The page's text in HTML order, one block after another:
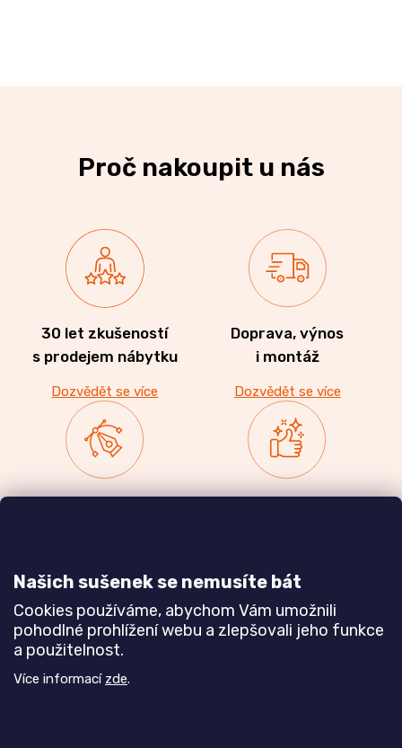
Našich sušenek se nemusíte bát
Cookies používáme, abychom Vám umožnili
pohodlné prohlížení webu a zlepšovali jeho funkce
a použitelnost.
Více informací zde.
Proč nakoupit u nás
30 let zkušeností
s prodejem nábytku
Dozvědět se více
Doprava, výnos
i montáž
Dozvědět se více
Dozvědět se více Dozvědět se více